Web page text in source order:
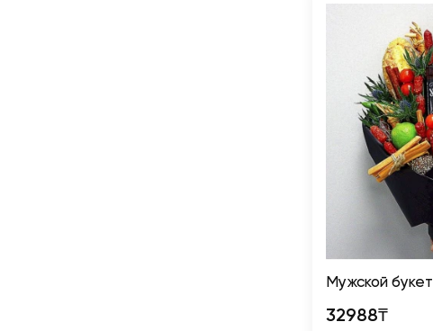
Мужской
32988₸